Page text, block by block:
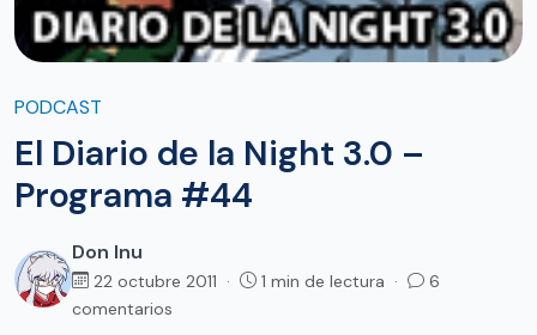
PODCAST
El Diario de la Night 3.0 –
Programa #44
Don Inu
22 octubre 2011 · 1 min de lectura ·
6
comentarios